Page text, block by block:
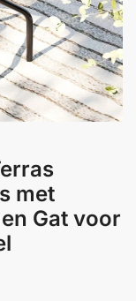
met
Gat voor